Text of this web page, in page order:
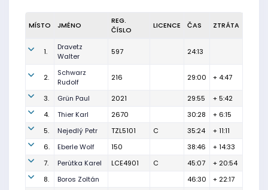
MÍSTO JMÉNO
REG.
ČÍSLO
LICENCE ČAS ZTRÁTA
1.
Dravetz
Walter
597 24:13
2.
Schwarz
Rudolf
216 29:00 + 4:47
3. Grün Paul 2021 29:55
+ 5:42
4.
Thier Karl 2670 30:28
+ 6:15
5.
Nejedlý Petr TZL5101 C 35:24
+ 11:11
6.
Eberle Wolf 150 38:46
+ 14:33
7.
Perùtka Karel LCE4901 C 45:07
+ 20:54
8.
Boros Zoltán 46:30
+ 22:17